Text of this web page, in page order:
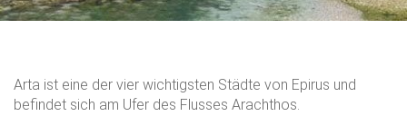
Arta ist eine der vier wichtigsten Städte von Epirus und
befindet sich am Ufer des Flusses Arachthos.